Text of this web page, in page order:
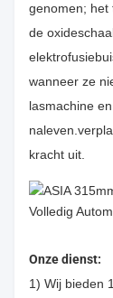
genomen; het
de
wanneer ze
lasmachine
kracht uit.
Onze dienst:
1) Wij bieden